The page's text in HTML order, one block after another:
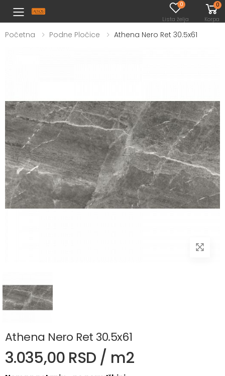
Toggle mobile menu
0
Lista želja
0
Korpa
Početna Podne Pločice Athena Nero Ret 30.5x61
Athena Nero Ret 30.5x61
3.035,00 RSD / m2